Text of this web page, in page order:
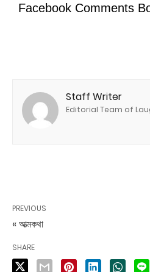
Facebook Comments
Staff Writer
Editorial Team of
PREVIOUS
« আত্মকথা
SHARE